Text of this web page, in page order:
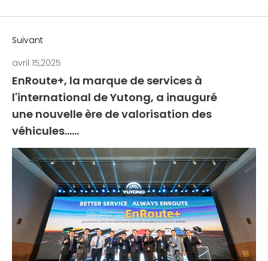
Suivant
avril 15,2025
EnRoute+, la marque de services à
l'international de Yutong, a inauguré
une nouvelle ère de valorisation des
véhicules......